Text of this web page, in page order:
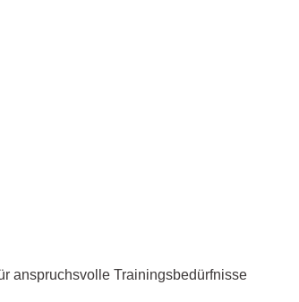
anspruchsvolle Trainingsbedürfnisse